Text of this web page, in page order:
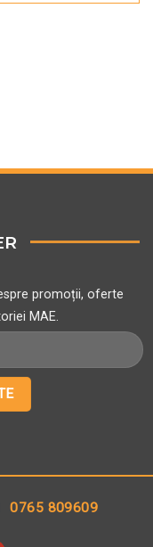
promoții, oferte
MAE.
0765 809609